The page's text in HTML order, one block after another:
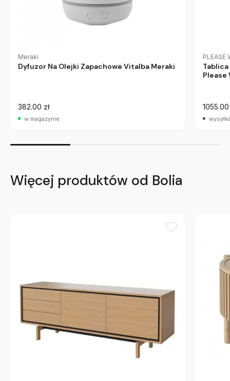
Meraki
Dyfuzor Na Olejki Zapachowe Vitalba Meraki
382.00 zł
w magazynie
PLEASE
Please
1055.00
Więcej produktów od Bolia